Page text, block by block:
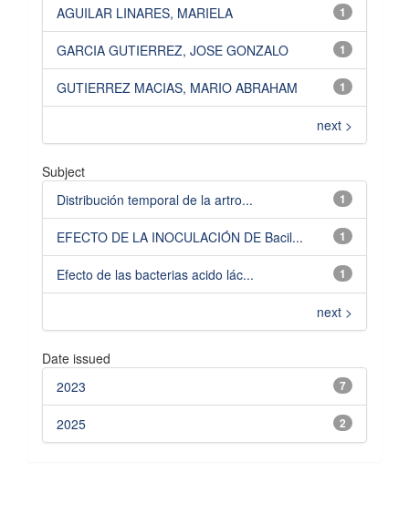
1
AGUILAR LINARES, MARIELA
1
GARCIA GUTIERREZ, JOSE GONZALO
1
GUTIERREZ MACIAS, MARIO ABRAHAM
next >
Subject
1
Distribución temporal de la artro...
1
EFECTO DE LA INOCULACIÓN DE Bacil...
1
Efecto de las bacterias acido lác...
next >
Date issued
7
2023
2
2025